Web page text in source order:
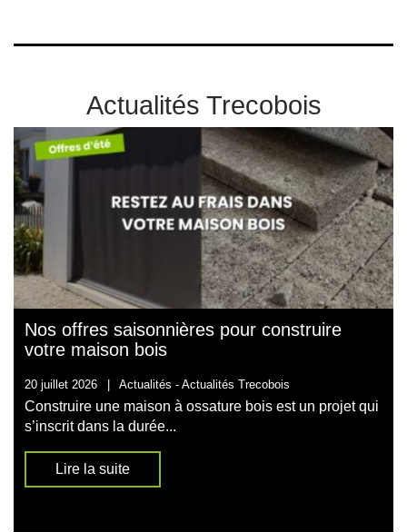
Actualités Trecobois
Nos offres saisonnières pour construire
votre maison bois
20 juillet 2026 | Actualités - Actualités Trecobois
Construire une maison à ossature bois est un projet qui
s’inscrit dans la durée...
Lire la suite